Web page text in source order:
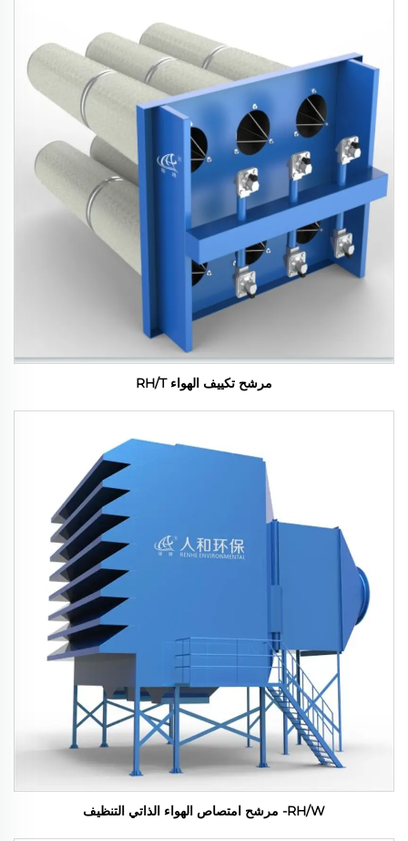
مرشح تكييف الهواء RH/T
RH/W- مرشح امتصاص الهواء الذاتي التنظيف